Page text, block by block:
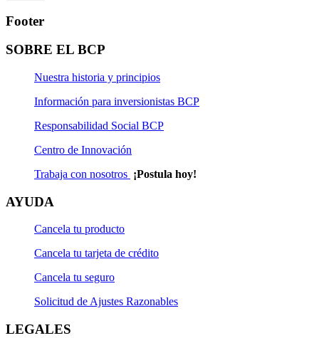
Footer
SOBRE EL BCP
Nuestra historia y principios
Información para inversionistas BCP
Responsabilidad Social BCP
Centro de Innovación
Trabaja con nosotros ¡Postula hoy!
AYUDA
Cancela tu producto
Cancela tu tarjeta de crédito
Cancela tu seguro
Solicitud de Ajustes Razonables
LEGALES